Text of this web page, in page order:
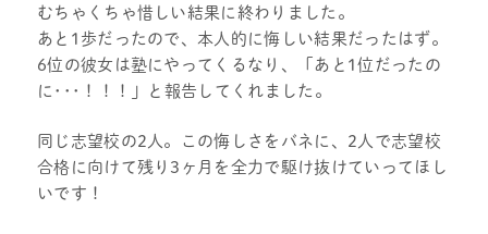
むちゃくちゃ惜しい結果に終わりました。
あと1歩だったので、本人的に悔しい結果だったはず。
6位の彼女は塾にやってくるなり、
「あと1位だったの
に･･･！！！」
と報告してくれました。
同じ志望校の2人。この悔しさをバネに、2人で志望校
合格に向けて残り3ヶ月を全力で駆け抜けていってほし
いです！